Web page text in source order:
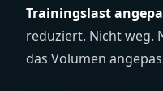
Trainingslast
reduziert. Nicht weg.
das Volumen